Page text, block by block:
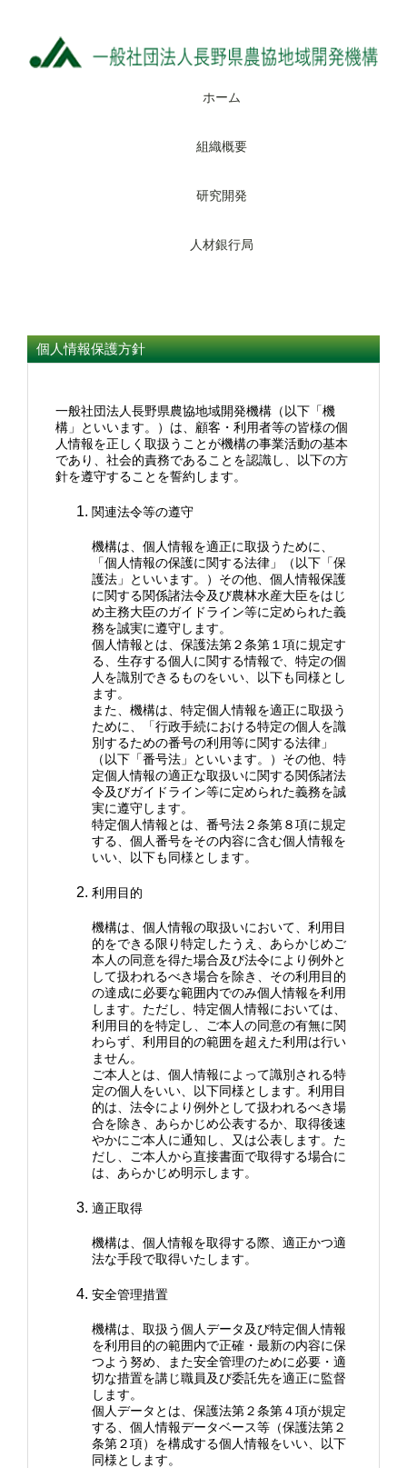
ホーム
組織概要
研究開発
人材銀行局
個人情報保護方針
一般社団法人長野県農協地域開発機構（以下「機
構」といいます。）は、顧客・利用者等の皆様の個
人情報を正しく取扱うことが機構の事業活動の基本
であり、社会的責務であることを認識し、以下の方
針を遵守することを誓約します。
関連法令等の遵守
機構は、個人情報を適正に取扱うために、
「個人情報の保護に関する法律」（以下「保
護法」といいます。）その他、個人情報保護
に関する関係諸法令及び農林水産大臣をはじ
め主務大臣のガイドライン等に定められた義
務を誠実に遵守します。
個人情報とは、保護法第２条第１項に規定す
る、生存する個人に関する情報で、特定の個
人を識別できるものをいい、以下も同様とし
ます。
また、機構は、特定個人情報を適正に取扱う
ために、「行政手続における特定の個人を識
別するための番号の利用等に関する法律」
（以下「番号法」といいます。）その他、特
定個人情報の適正な取扱いに関する関係諸法
令及びガイドライン等に定められた義務を誠
実に遵守します。
特定個人情報とは、番号法２条第８項に規定
する、個人番号をその内容に含む個人情報を
いい、以下も同様とします。
利用目的
機構は、個人情報の取扱いにおいて、利用目
的をできる限り特定したうえ、あらかじめご
本人の同意を得た場合及び法令により例外と
して扱われるべき場合を除き、その利用目的
の達成に必要な範囲内でのみ個人情報を利用
します。ただし、特定個人情報においては、
利用目的を特定し、ご本人の同意の有無に関
わらず、利用目的の範囲を超えた利用は行い
ません。
ご本人とは、個人情報によって識別される特
定の個人をいい、以下同様とします。利用目
的は、法令により例外として扱われるべき場
合を除き、あらかじめ公表するか、取得後速
やかにご本人に通知し、又は公表します。た
だし、ご本人から直接書面で取得する場合に
は、あらかじめ明示します。
適正取得
機構は、個人情報を取得する際、適正かつ適
法な手段で取得いたします。
安全管理措置
機構は、取扱う個人データ及び特定個人情報
を利用目的の範囲内で正確・最新の内容に保
つよう努め、また安全管理のために必要・適
切な措置を講じ職員及び委託先を適正に監督
します。
個人データとは、保護法第２条第４項が規定
する、個人情報データベース等（保護法第２
条第２項）を構成する個人情報をいい、以下
同様とします。